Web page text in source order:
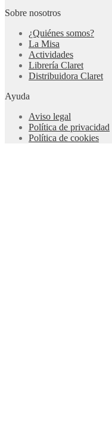
Sobre nosotros
¿Quiénes somos?
La Misa
Actividades
Librería Claret
Distribuidora Claret
Ayuda
Aviso legal
Política de privacidad
Política de cookies